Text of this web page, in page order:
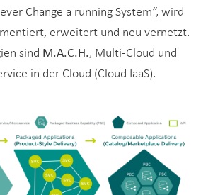
Change a running System“, wird
erweitert und neu vernetzt.
sind M.A.C.H., Multi-Cloud und
in der Cloud (Cloud IaaS).